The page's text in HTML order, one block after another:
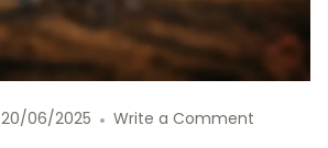
20/06/2025 Write a Comment